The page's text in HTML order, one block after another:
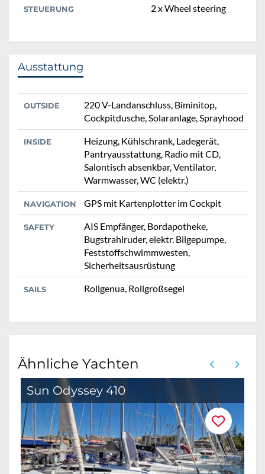
STEUERUNG 2 x Wheel steering
Ausstattung
OUTSIDE
220 V-Landanschluss, Biminitop,
Cockpitdusche, Solaranlage, Sprayhood
INSIDE
Heizung, Kühlschrank, Ladegerät,
Pantryausstattung, Radio mit CD,
Salontisch absenkbar, Ventilator,
Warmwasser, WC (elektr.)
NAVIGATION GPS mit Kartenplotter im Cockpit
SAFETY
AIS Empfänger, Bordapotheke,
Bugstrahlruder, elektr. Bilgepumpe,
Feststoffschwimmwesten,
Sicherheitsausrüstung
SAILS Rollgenua, Rollgroßsegel
Ähnliche Yachten
Sun Odyssey 410